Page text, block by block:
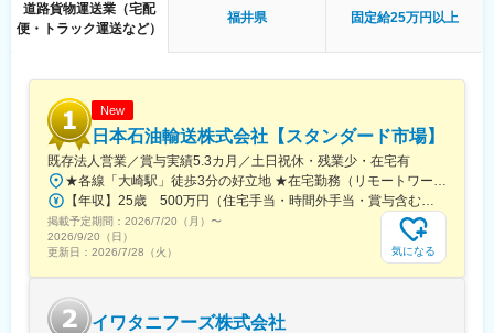
道路貨物運送業（宅配
便・トラック運送など）
福井県 固定給25万円以上
New
日本石油輸送株式会社【スタンダード市場】
既存法人営業／賞与実績5.3カ月／土日祝休・残業少・在宅有
掲載予定期間： 2026/7/20（月） 〜
2026/9/20（日）
更新日： 2026/7/28（火） 気になる
イワタニフーズ株式会社